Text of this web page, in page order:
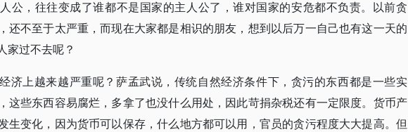
公，往往变成了谁都不是国家的主人公了，谁对国家的安危都不负责。以前贪
还不至于太严重，而现在大家都是相识的朋友，想到以后万一自己也有这一天的
家过不去呢？
济上越来越严重呢？萨孟武说，传统自然经济条件下，贪污的东西都是一些实
这些东西容易腐烂，多拿了也没什么用处，因此苛捐杂税还有一定限度。货币产
生变化，因为货币可以保存，什么地方都可以用，官员的贪污程度大大提高。但